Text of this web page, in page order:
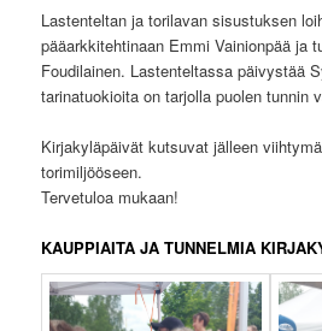
Lastenteltan ja torilavan sisustuksen
pääarkkitehtinaan Emmi Vainionpää ja
Foudilainen. Lastenteltassa päivystää
tarinatuokioita on tarjolla puolen tunnin
Kirjakyläpäivät kutsuvat jälleen
torimiljööseen.
Tervetuloa mukaan!
KAUPPIAITA JA TUNNELMIA